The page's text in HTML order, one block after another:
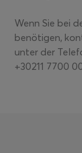
Wenn Sie bei
benötigen,
unter der
+30211 7700